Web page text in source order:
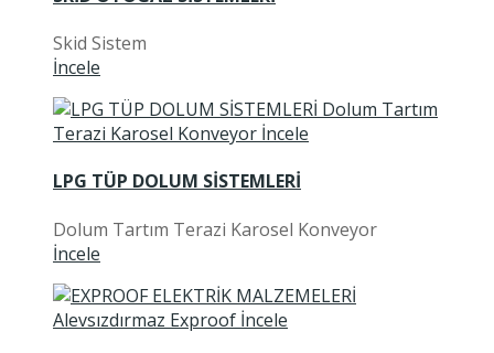
Skid Sistem
İncele
LPG TÜP DOLUM SİSTEMLERİ
Dolum Tartım Terazi Karosel Konveyor
İncele